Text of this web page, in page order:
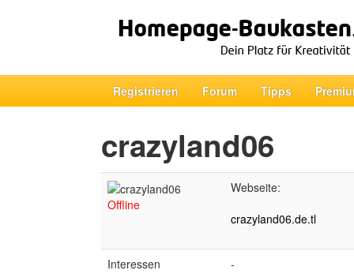
Registrieren Forum Tipps
crazyland06
Offline
Webseite:
crazyland06.de.tl
Interessen
-